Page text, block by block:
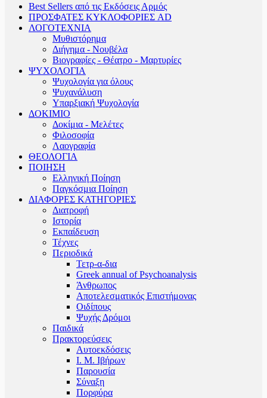
Best Sellers από τις Εκδόσεις Αρμός
ΠΡΟΣΦΑΤΕΣ ΚΥΚΛΟΦΟΡΙΕΣ AD
ΛΟΓΟΤΕΧΝΙΑ
Μυθιστόρημα
Διήγημα - Νουβέλα
Βιογραφίες - Θέατρο - Μαρτυρίες
ΨΥΧΟΛΟΓΙΑ
Ψυχολογία για όλους
Ψυχανάλυση
Υπαρξιακή Ψυχολογία
ΔΟΚΙΜΙΟ
Δοκίμια - Μελέτες
Φιλοσοφία
Λαογραφία
ΘΕΟΛΟΓΙΑ
ΠΟΙΗΣΗ
Ελληνική Ποίηση
Παγκόσμια Ποίηση
ΔΙΑΦΟΡΕΣ ΚΑΤΗΓΟΡΙΕΣ
Διατροφή
Ιστορία
Εκπαίδευση
Τέχνες
Περιοδικά
Τετρ-α-δια
Greek annual of Psychoanalysis
Άνθρωπος
Αποτελεσματικός Επιστήμονας
Οιδίπους
Ψυχής Δρόμοι
Παιδικά
Πρακτoρεύσεις
Αυτοεκδόσεις
Ι. Μ. Ιβήρων
Παρουσία
Σύναξη
Πορφύρα